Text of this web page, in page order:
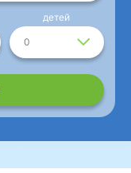
0
детей